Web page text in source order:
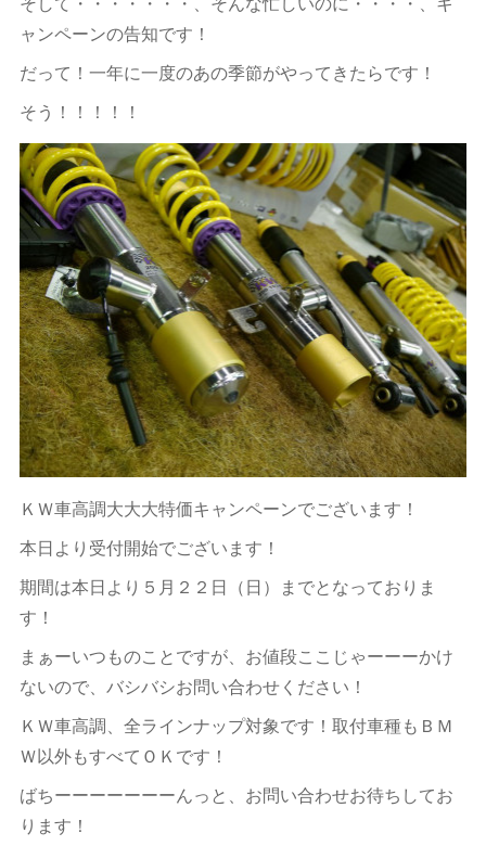
ャンペーンの告知です！
だって！一年に一度のあの季節がやってきたらです！
そう！！！！！
ＫＷ車高調大大大特価キャンペーンでございます！
本日より受付開始でございます！
期間は本日より５月２２日（日）までとなっておりま
す！
まぁーいつものことですが、お値段ここじゃーーーかけ
ないので、バシバシお問い合わせください！
ＫＷ車高調、全ラインナップ対象です！取付車種もＢＭ
Ｗ以外もすべてＯＫです！
ばちーーーーーーーんっと、お問い合わせお待ちしてお
ります！